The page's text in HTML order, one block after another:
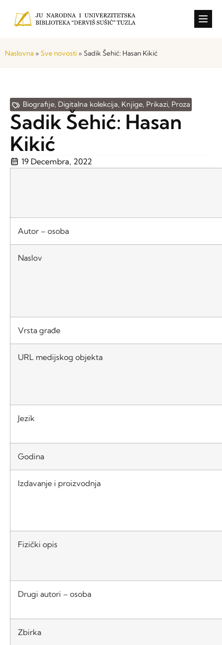
Naslovna » Sve novosti » Sadik Šehić: Hasan Kikić
Biografije, Digitalna kolekcija, Knjige, Prikazi, Proza
Sadik Šehić: Hasan
Kikić
19 Decembra, 2022
Autor – osoba
Naslov
Vrsta građe
URL medijskog objekta
Jezik
Godina
Izdavanje i proizvodnja
Fizički opis
Drugi autori – osoba
Zbirka